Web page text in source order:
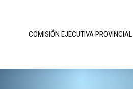
COMISIÓN EJECUTIVA PROVINCIAL